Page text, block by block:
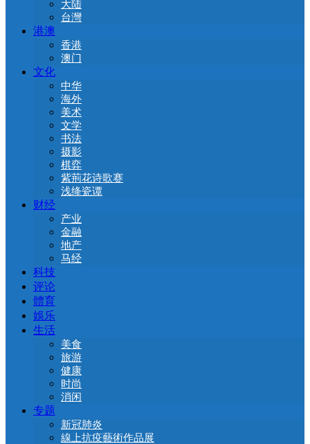
大陆
台灣
港澳
香港
澳门
文化
中华
海外
美术
文学
书法
摄影
棋弈
紫荊花诗歌赛
浅绛瓷谭
财经
产业
金融
地产
马经
科技
评论
體育
娛乐
生活
美食
旅游
健康
时尚
消闲
专题
新冠肺炎
線上抗疫藝術作品展